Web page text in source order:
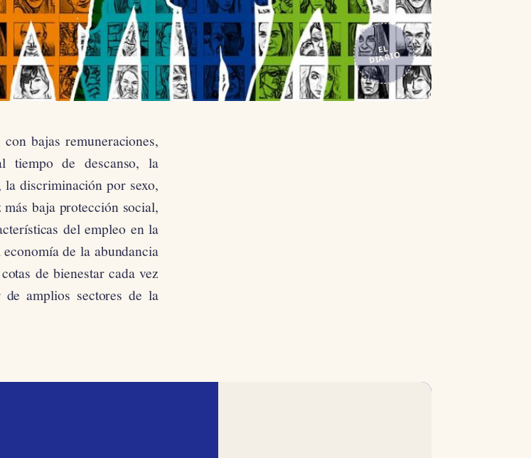
EL
DIARIO
bajas remuneraciones,
tiempo de descanso, la
discriminación por sexo,
baja protección social,
del empleo en la
de la abundancia
de bienestar cada vez
de amplios sectores de la